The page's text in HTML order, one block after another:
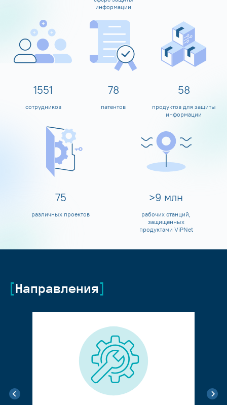
информации
1600
сотрудников
80
патентов
60
продуктов для защиты
информации
80
различных проектов
>10 млн
рабочих станций,
защищенных
продуктами ViPNet
Направления